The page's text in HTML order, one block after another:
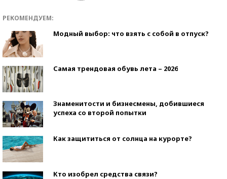
РЕКОМЕНДУЕМ:
Модный выбор: что взять с собой в отпуск?
Самая трендовая обувь лета – 2026
Знаменитости и бизнесмены, добившиеся
успеха со второй попытки
Как защититься от солнца на курорте?
Кто изобрел средства связи?